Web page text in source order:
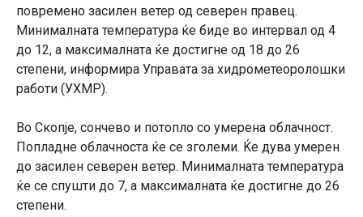
повремено засилен ветер од северен правец.
Минималната температура ќе биде во интервал од 4
до 12, а максималната ќе достигне од 18 до 26
степени, информира Управата за хидрометеоролошки
работи (УХМР).
Во Скопје, сончево и потопло со умерена облачност.
Попладне облачноста ќе се зголеми. Ќе дува умерен
до засилен северен ветер. Минималната температура
ќе се спушти до 7, а максималната ќе достигне до 26
степени.